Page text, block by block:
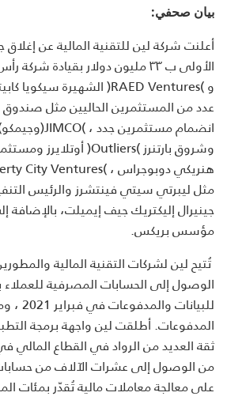
بيان صحفي:
أعلنت شركة لين للتقنية المالية عن إغلاق
الأولى ب ٣٣ مليون دولار بقيادة
و)RAED Ventures(الشهيرة سيكويا
عدد من المستثمرين الحاليين مثل صندوق
انضمام مستثمرين جدد ،)JIMCO(وجيمكو
وشروق بارتنرز)Outliers(أوتلايرز
هنريكي دوبوجراس ،City Ventures(
مثل ليبرتي سيتي فينتشرز والرئيس
جينيرال إليكتريك جيف إيميلت، بالإضافة
مؤسس بريكس.
تُتيح لين لشركات التقنية المالية
الوصول إلى الحسابات المصرفية
للبيانات والمدفوعات في فبراير 2021 ، ومنذ ذلك الحين
المدفوعات. أطلقت لين واجهة برمجة
ثقة العديد من الرواد في القطاع
من الوصول إلى عشرات الآلاف من
على معالجة معاملات مالية تُقدّر بمئات